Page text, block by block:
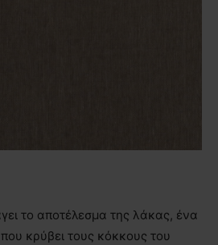
το αποτέλεσμα της λάκας, ένα
κρύβει τους κόκκους του